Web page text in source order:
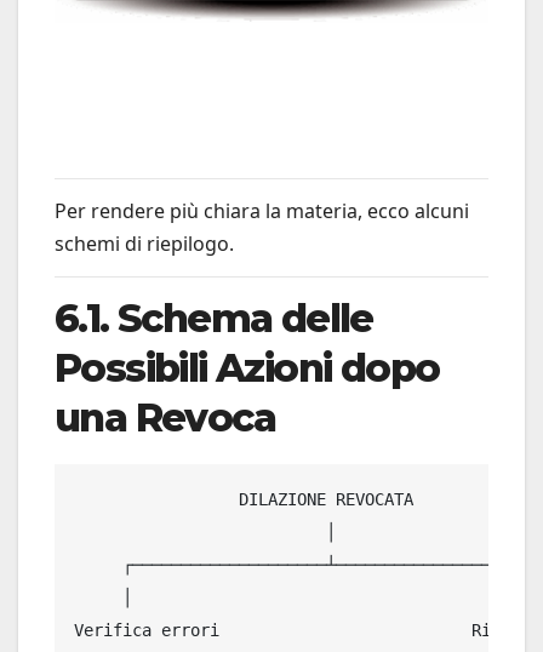
Per rendere più chiara la materia, ecco alcuni
schemi di riepilogo.
6.1. Schema delle
Possibili Azioni dopo
una Revoca
                 DILAZIONE REVOCATA
     ┌────────────────────┴────────────────────┐
Verifica errori